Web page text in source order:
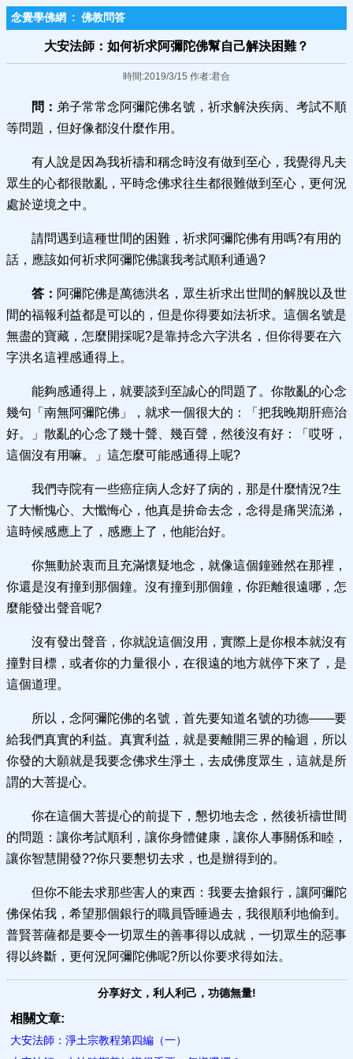
念覺學佛網 : 佛教問答
大安法師：如何祈求阿彌陀佛幫自己解決困難？
時間:2019/3/15 作者:君合
問： 弟子常常念阿彌陀佛名號，祈求解決疾病、考試不順
等問題，但好像都沒什麼作用。
有人說是因為我祈禱和稱念時沒有做到至心，我覺得凡夫
眾生的心都很散亂，平時念佛求往生都很難做到至心，更何況
處於逆境之中。
請問遇到這種世間的困難，祈求阿彌陀佛有用嗎?有用的
話，應該如何祈求阿彌陀佛讓我考試順利通過?
答： 阿彌陀佛是萬德洪名，眾生祈求出世間的解脫以及世
間的福報利益都是可以的，但是你得要如法祈求。這個名號是
無盡的寶藏，怎麼開採呢?是靠持念六字洪名，但你得要在六
字洪名這裡感通得上。
能夠感通得上，就要談到至誠心的問題了。你散亂的心念
幾句「南無阿彌陀佛」，就求一個很大的：「把我晚期肝癌治
好。」散亂的心念了幾十聲、幾百聲，然後沒有好：「哎呀，
這個沒有用嘛。」這怎麼可能感通得上呢?
我們寺院有一些癌症病人念好了病的，那是什麼情況?生
了大慚愧心、大懺悔心，他真是拚命去念，念得是痛哭流涕，
這時候感應上了，感應上了，他能治好。
你無動於衷而且充滿懷疑地念，就像這個鐘雖然在那裡，
你還是沒有撞到那個鐘。沒有撞到那個鐘，你距離很遠哪，怎
麼能發出聲音呢?
沒有發出聲音，你就說這個沒用，實際上是你根本就沒有
撞對目標，或者你的力量很小，在很遠的地方就停下來了，是
這個道理。
所以，念阿彌陀佛的名號，首先要知道名號的功德——要
給我們真實的利益。真實利益，就是要離開三界的輪迴，所以
你發的大願就是我要念佛求生淨土，去成佛度眾生，這就是所
謂的大菩提心。
你在這個大菩提心的前提下，懇切地去念，然後祈禱世間
的問題：讓你考試順利，讓你身體健康，讓你人事關係和睦，
讓你智慧開發??你只要懇切去求，也是辦得到的。
但你不能去求那些害人的東西：我要去搶銀行，讓阿彌陀
佛保佑我，希望那個銀行的職員昏睡過去，我很順利地偷到。
普賢菩薩都是要令一切眾生的善事得以成就，一切眾生的惡事
得以終斷，更何況阿彌陀佛呢?所以你要求得如法。
分享好文，利人利己，功德無量!
相關文章:
大安法師：淨土宗教程第四編（一）